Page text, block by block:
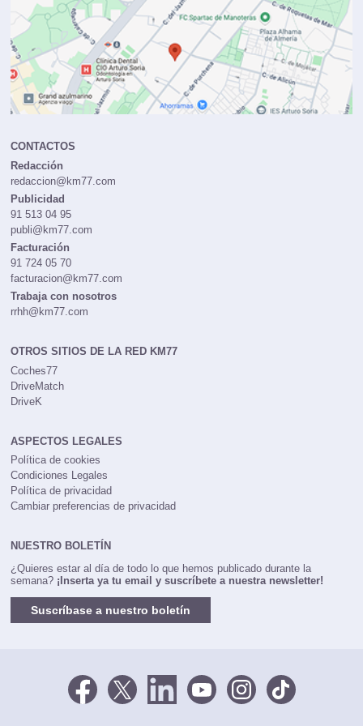
CONTACTOS
Redacción
redaccion@km77.com
Publicidad
91 513 04 95
publi@km77.com
Facturación
91 724 05 70
facturacion@km77.com
Trabaja con nosotros
rrhh@km77.com
OTROS SITIOS DE LA RED KM77
Coches77
DriveMatch
DriveK
ASPECTOS LEGALES
Política de cookies
Condiciones Legales
Política de privacidad
Cambiar preferencias de privacidad
NUESTRO BOLETÍN
¿Quieres estar al día de todo lo que hemos publicado durante la
semana? ¡Inserta ya tu email y suscríbete a nuestra newsletter!
Suscríbase a nuestro boletín